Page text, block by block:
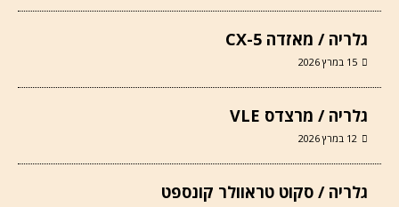
גלריה / מאזדה CX-5
15 במרץ 2026
גלריה / מרצדס VLE
12 במרץ 2026
גלריה / סקוט טראוולר קונספט